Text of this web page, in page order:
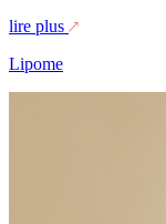
lire plus
Lipome